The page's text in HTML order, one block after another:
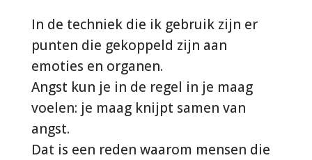
In de techniek die ik gebruik zijn er
punten die gekoppeld zijn aan
emoties en organen.
Angst kun je in de regel in je maag
voelen: je maag knijpt samen van
angst.
Dat is een reden waarom mensen die